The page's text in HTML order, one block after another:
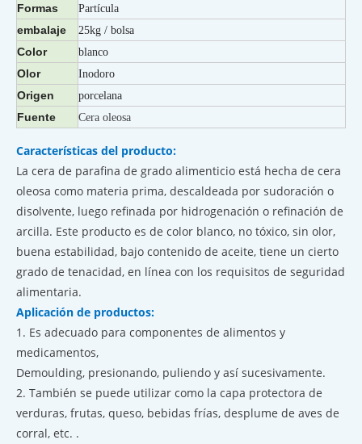
Formas Partícula
embalaje 25kg / bolsa
Color blanco
Olor Inodoro
Origen porcelana
Fuente Cera oleosa
Características del producto:
La cera de parafina de grado alimenticio está hecha de cera
oleosa como materia prima, descaldeada por sudoración o
disolvente, luego refinada por hidrogenación o refinación de
arcilla. Este producto es de color blanco, no tóxico, sin olor,
buena estabilidad, bajo contenido de aceite, tiene un cierto
grado de tenacidad, en línea con los requisitos de seguridad
alimentaria.
Aplicación de productos:
1. Es adecuado para componentes de alimentos y
medicamentos,
Demoulding, presionando, puliendo y así sucesivamente.
2. También se puede utilizar como la capa protectora de
verduras, frutas, queso, bebidas frías, desplume de aves de
corral, etc. .